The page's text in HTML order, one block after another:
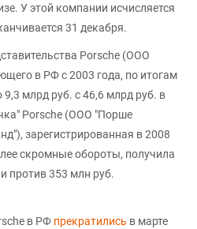
У этой компании исчисляется
31 декабря.
Porsche (ООО
в РФ с 2003 года, по итогам
9,3 млрд руб. с 46,6 млрд руб. в
Porsche (ООО "Порше
зарегистрированная в 2008
скромные обороты, получила
против 353 млн руб.
в РФ прекратились в марте